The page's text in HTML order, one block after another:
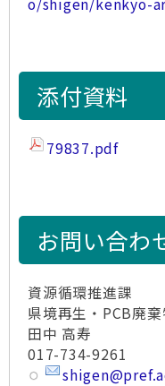
添付資料
79837.pdf
お問い合わ
資源循環推進課
県境再生・PCB廃
田中 高寿
017-734-9261